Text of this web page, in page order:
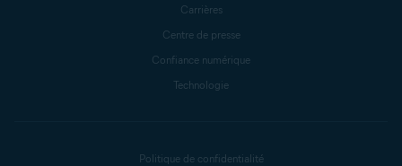
Carrières
Centre de presse
Confiance numérique
Technologie
Politique de confidentialité